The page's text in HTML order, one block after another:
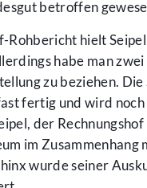
betroffen
Rohbericht hielt
habe man
zu beziehen.
fertig und wird
der
im
wurde seiner